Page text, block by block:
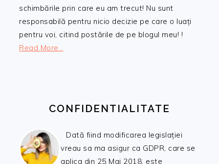
schimbările prin care eu am trecut! Nu sunt
responsabilă pentru nicio decizie pe care o luați
pentru voi, citind postările de pe blogul meu! !
Read More…
CONFIDENTIALITATE
Dată fiind modificarea legislației
vreau sa ma asigur ca GDPR, care se
aplica din 25 Mai 2018, este